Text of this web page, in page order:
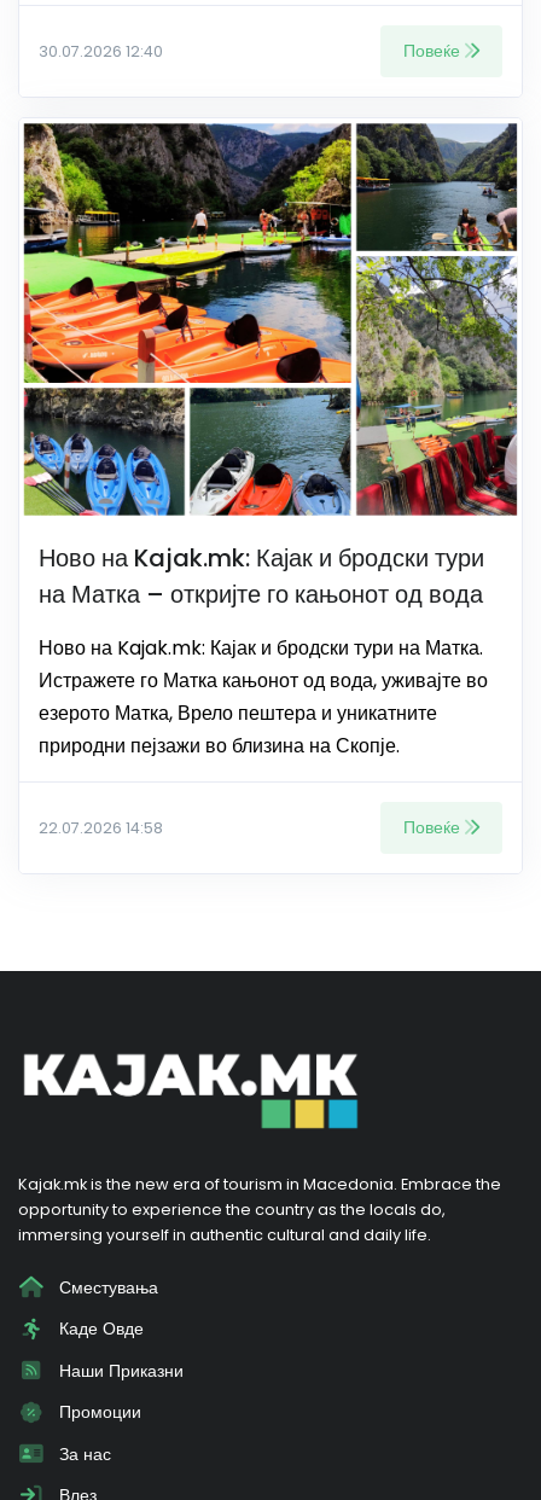
30.07.2026 12:40 Повеќе
Ново на Kajak.mk: Кајак и бродски тури
на Матка – откријте го кањонот од вода
Ново на Kajak.mk: Кајак и бродски тури на Матка.
Истражете го Матка кањонот од вода, уживајте во
езерото Матка, Врело пештера и уникатните
природни пејзажи во близина на Скопје.
22.07.2026 14:58 Повеќе
Kajak.mk is the new era of tourism in Macedonia. Embrace the
opportunity to experience the country as the locals do,
immersing yourself in authentic cultural and daily life.
Сместувања
Каде Овде
Наши Приказни
Промоции
За нас
Влез